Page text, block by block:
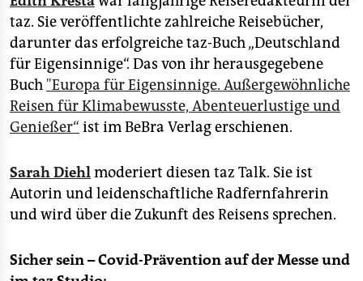
taz. Sie veröffentlichte zahlreiche Reisebücher,
darunter das erfolgreiche taz-Buch „Deutschland
für Eigensinnige“. Das von ihr herausgegebene
Buch "Europa für Eigensinnige. Außergewöhnliche
Reisen für Klimabewusste, Abenteuerlustige und
Genießer“ ist im BeBra Verlag erschienen.
Sarah Diehlmoderiert diesen taz Talk. Sie ist
Autorin und leidenschaftliche Radfernfahrerin
und wird über die Zukunft des Reisens sprechen.
Sicher sein – Covid-Prävention auf der Messe und